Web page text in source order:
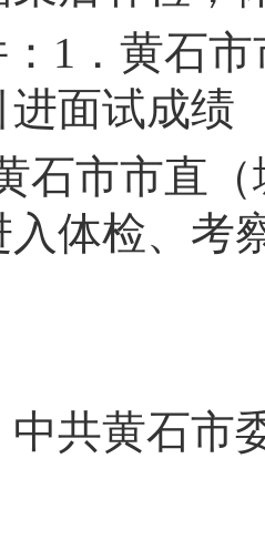
：1．黄石
进面试成绩
石市市直
入体检、考
中共黄石市